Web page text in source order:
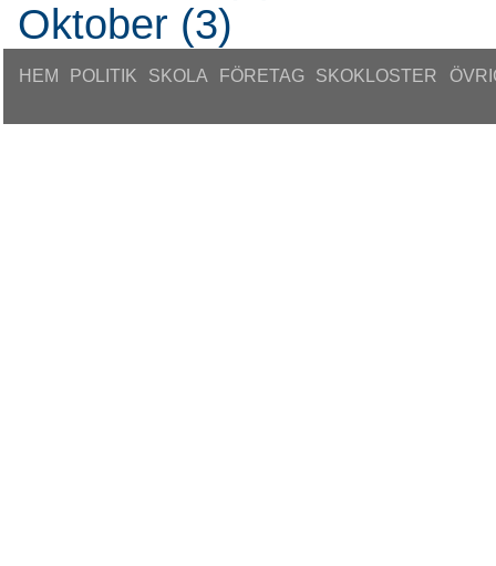
Oktober (3)
HEM POLITIK SKOLA FÖRETAG SKOKLOSTER